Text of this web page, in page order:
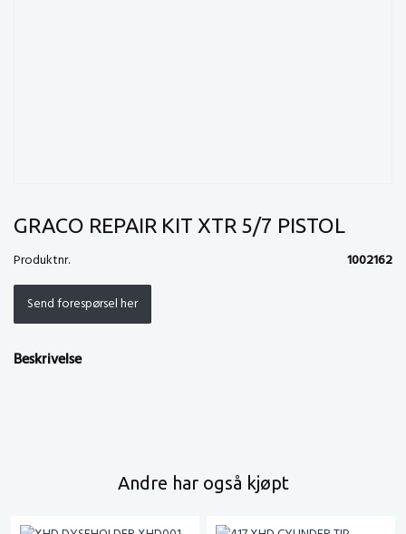
GRACO REPAIR KIT XTR 5/7 PISTOL
Produktnr. 1002162
Send forespørsel her
Beskrivelse
Andre har også kjøpt